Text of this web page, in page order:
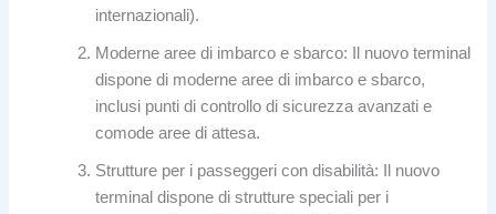
internazionali).
Moderne aree di imbarco e sbarco: Il nuovo terminal
dispone di moderne aree di imbarco e sbarco,
inclusi punti di controllo di sicurezza avanzati e
comode aree di attesa.
Strutture per i passeggeri con disabilità: Il nuovo
terminal dispone di strutture speciali per i